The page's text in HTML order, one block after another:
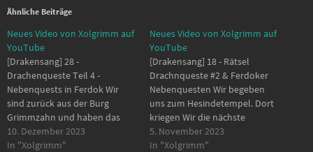
Ähnliche Beiträge
Neues Video von Xolgrimm auf
YouTube
[Drakensang] 28 -
Drachenqueste Teil 4 -
Nebenquests in Ferdok Wir
sind zurück aus der Burg
Grimmzahn und haben das
Drachenauge im Gepäck. Also
als erstes zurück zum
10. Dezember 2023
In "Xolgrimm"
Neues Video von Xolgrimm auf
YouTube
[Drakensang] 18 - Rätsel
Drachnqueste #2 & Ferdoker
Nebenquesten Wir begeben
uns zum Hesindetempel. Dort
kriegen Wir die nächste
Aufgabe der Drachnqueste
zugeteilt. Danach kümmern
5. November 2023
In "Xolgrimm"